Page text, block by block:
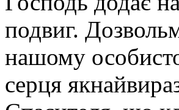
подвиг.
нашому
серця